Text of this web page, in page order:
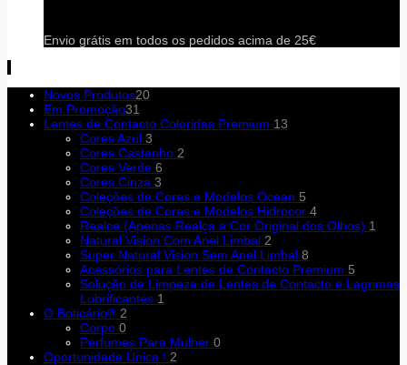
Envio grátis em todos os pedidos acima de 25€
Novos Produtos20
Em Promoção31
Lentes de Contacto Coloridas Premium 13
Cores Azul 3
Cores Castanho 2
Cores Verde 6
Cores Cinza 3
Coleções de Cores e Modelos Ocean 5
Coleções de Cores e Modelos Hidrocor 4
Realce (Apenas Realça a Cor Original dos Olhos) 1
Natural Vision Com Anel Limbal 2
Super Natural Vision Sem Anel Limbal 8
Acessórios para Lentes de Contacto Premium 5
Solução de Limpeza de Lentes de Contacto e Lagrimas
Lubrificantes 1
O Boticário® 2
Corpo 0
Perfumes Para Mulher 0
Oportunidade Única ! 2